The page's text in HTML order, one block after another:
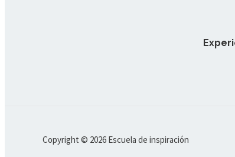
Copyright © 2026 Escuela de inspiración